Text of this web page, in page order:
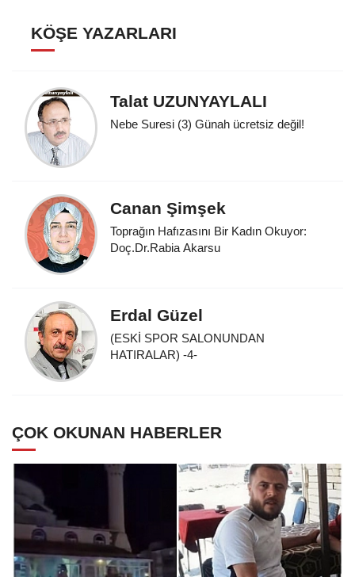
KÖŞE YAZARLARI
Talat UZUNYAYLALI
Nebe Suresi (3) Günah ücretsiz değil!
Canan Şimşek
Toprağın Hafızasını Bir Kadın Okuyor:
Doç.Dr.Rabia Akarsu
Erdal Güzel
(ESKİ SPOR SALONUNDAN
HATIRALAR) -4-
ÇOK OKUNAN HABERLER